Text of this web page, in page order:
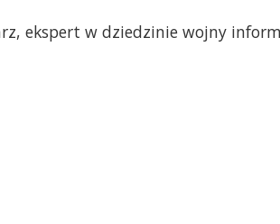
ekspert w dziedzinie wojny